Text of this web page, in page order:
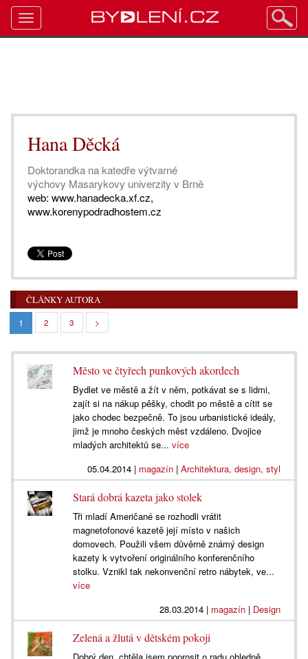
Hana Děcká
Doktorandka na katedře výtvarné
výchovy Masarykovy univerzity v Brně
web: www.hanadecka.xf.cz,
www.korenypodradhostem.cz
ČLÁNKY AUTORA
1 2 3 >
Město ve čtyřech punkových akordech
Bydlet ve městě a žít v něm, potkávat se s lidmi,
zajít si na nákup pěšky, chodit po městě a cítit se
jako chodec bezpečně. To jsou urbanistické ideály,
jimž je mnoho českých měst vzdáleno. Dvojice
mladých architektů se...více
05.04.2014| magazín| Architektura, design, styl
Stará dobrá kazeta jako stolek
Tři mladí Američané se rozhodli vrátit
magnetofonové kazetě její místo v našich
domovech. Použili všem důvěrně známý design
kazety k vytvoření originálního konferenčního
stolku. Vznikl tak nekonvenční retro nábytek, ve...
více
28.03.2014| magazín| Design
Zelená a žlutá v dětském pokoji
Toggle
navigation